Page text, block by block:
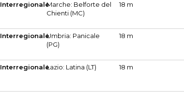
InterregionaleMarche: Belforte del
Chienti (MC)
18 m
InterregionaleUmbria: Panicale
(PG)
18 m
InterregionaleLazio: Latina (LT) 18 m